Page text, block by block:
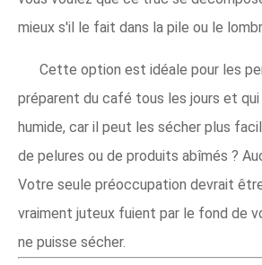
mieux s'il le fait dans la pile ou le
Cette option est idéale pour les
préparent du café tous les jours et
humide, car il peut les sécher plus
de pelures ou de produits abîmés ?
Votre seule préoccupation devrait
vraiment juteux fuient par le fond de
ne puisse sécher.